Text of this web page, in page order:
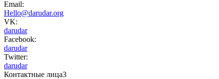
Email:
Hello@darudar.org
VK:
darudar
Facebook:
darudar
Twitter:
darudar
Контактные лица3